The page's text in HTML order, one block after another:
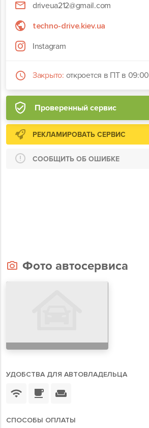
Проверенный сервис
driveua212@gmail.com
techno-drive.kiev.ua
Instagram
Закрыто: откроется в ПТ в 09:00
РЕКЛАМИРОВАТЬ СЕРВИС
СООБЩИТЬ ОБ ОШИБКЕ
Фото автосервиса
УДОБСТВА ДЛЯ АВТОВЛАДЕЛЬЦА
СПОСОБЫ ОПЛАТЫ